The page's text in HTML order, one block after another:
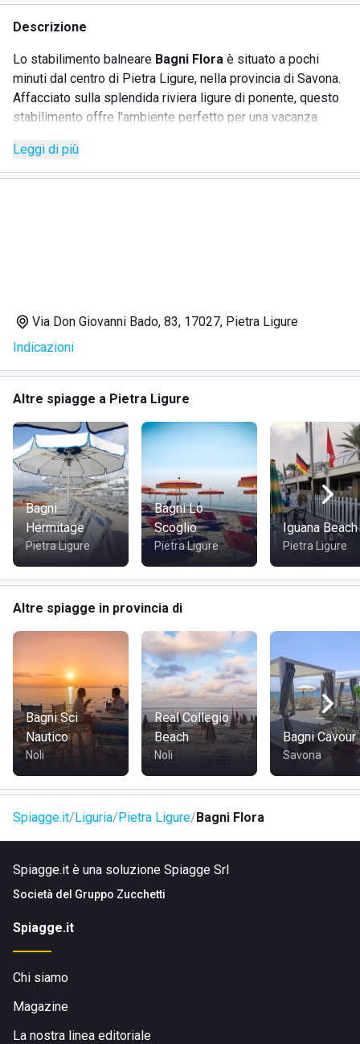
Descrizione
Lo stabilimento balneare Bagni Flora è situato a pochi
minuti dal centro di Pietra Ligure, nella provincia di Savona.
Affacciato sulla splendida riviera ligure di ponente, questo
stabilimento offre l'ambiente perfetto per una vacanza
Bagni Flora è rinomato per il surf, il SUP (Stand Up
Paddling) e il windsurf. Perfetto anche per le famiglie e i
offre un soggiorno all'insegna del relax e del comfort.
Sport acquatici: surf, SUP, windsurf
Area giochi attrezzata per bambini
Possibilità di organizzare feste in spiaggia
Accesso a ristoranti, negozi e mezzi pubblici
Vicino a strutture ricettive
DOVE SI TROVA BAGNI FLORA
Bagni Flora si trova a Pietra Ligure, in provincia di Savona.
Questa località si affaccia sulla riviera ligure di ponente,
offrendo uno scenario mozzafiato e un'atmosfera
COME RAGGIUNGERE BAGNI FLORA
Lo stabilimento è facilmente raggiungibile tramite il
lungomare, situato nelle vicinanze del centro abitato. È
accessibile a piedi, in bicicletta, in auto o con i mezzi
pubblici, rendendo Bagni Flora una meta comoda per tutti i
Visita il sito di Bagni Flora
Leggi di più
Via Don Giovanni Bado, 83, 17027, Pietra Ligure
Indicazioni
Altre spiagge a Pietra Ligure
Bagni
Hermitage
Pietra Ligure
Bagni Lo
Scoglio
Pietra Ligure
Iguana Beach
Pietra Ligure
Altre spiagge in provincia di
Bagni Sci
Nautico
Noli
Real Collegio
Beach
Noli
Bagni Cavour
Savona
Spiagge.it Liguria Pietra Ligure Bagni Flora
Spiagge.it è una soluzione Spiagge Srl
Società del Gruppo Zucchetti
Spiagge.it
Chi siamo
Magazine
La nostra linea editoriale